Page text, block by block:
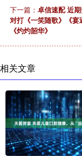
下一篇： 卓信速配 近
对打《一笑随歌》《
《灼灼韶华》
相关文章